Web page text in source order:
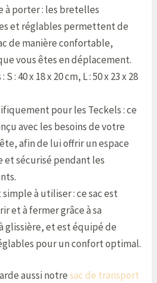
à porter : les bretelles
et réglables permettent de
de manière confortable,
vous êtes en déplacement.
S : 40 x 18 x 20 cm, L : 50 x 23 x 28
pour les Teckels : ce
avec les besoins de votre
afin de lui offrir un espace
sécurisé pendant les
à utiliser : ce sac est
et à fermer grâce à sa
glissière, et est équipé de
pour un confort optimal.
aussi notresac de transport